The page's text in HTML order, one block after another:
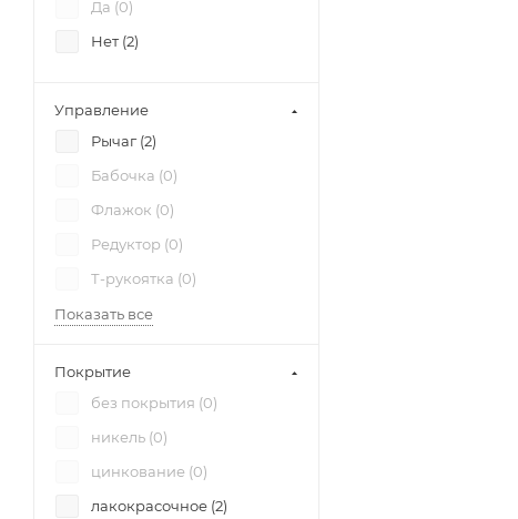
Да (0)
Нет (2)
Управление
Рычаг (2)
Бабочка (0)
Флажок (0)
Редуктор (0)
Т-рукоятка (0)
Показать все
Покрытие
без покрытия (0)
никель (0)
цинкование (0)
лакокрасочное (2)